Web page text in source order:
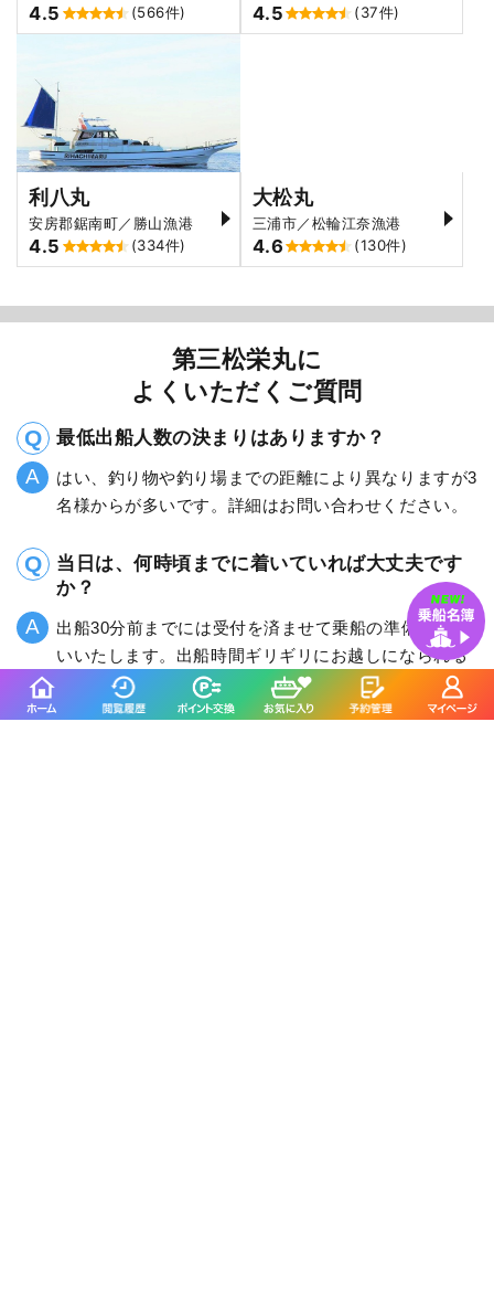
4.5 (566件) 4.5 (37件)
利八丸
安房郡鋸南町／勝山漁港
4.5 (334件)
大松丸
三浦市／松輪江奈漁港
4.6 (130件)
第三松栄丸に
よくいただくご質問
最低出船人数の決まりはありますか？
はい、釣り物や釣り場までの距離により異なりますが3
名様からが多いです。詳細はお問い合わせください。
当日は、何時頃までに着いていれば大丈夫です
か？
出船30分前までには受付を済ませて乗船の準備をお願
いいたします。出船時間ギリギリにお越しになられる
と他のお客様のご迷惑となりますので、ご遠慮くださ